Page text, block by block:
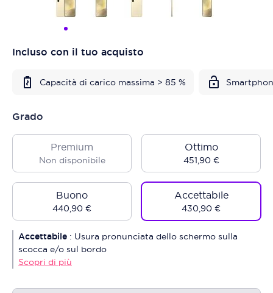
Incluso con il tuo acquisto
Capacità di carico massima > 85 %
Grado
Premium
Non disponibile
Ottimo
451,90 €
Buono
440,90 €
Accettabile
430,90 €
Accettabile : Usura pronunciata dello schermo sulla
scocca e/o sul bordo
Scopri di più